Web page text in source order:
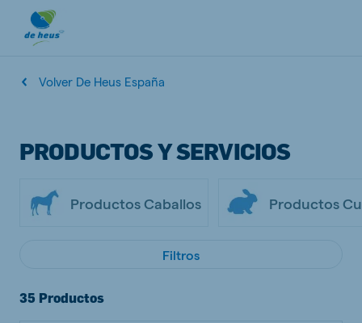
Volver De Heus España
PRODUCTOS Y SERVICIOS
Productos Caballos Productos
Filtros
35 Productos